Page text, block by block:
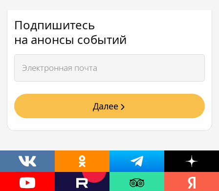
Подпишитесь
на анонсы событий
Далее